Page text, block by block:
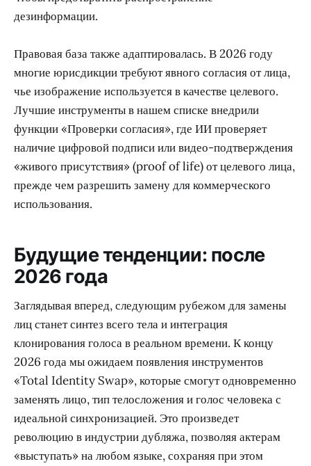
дезинформации.
Правовая база также адаптировалась. В 2026 году
многие юрисдикции требуют явного согласия от лица,
чье изображение используется в качестве целевого.
Лучшие инструменты в нашем списке внедрили
функции «Проверки согласия», где ИИ проверяет
наличие цифровой подписи или видео-подтверждения
«живого присутствия» (proof of life) от целевого лица,
прежде чем разрешить замену для коммерческого
использования.
Будущие тенденции: после
2026 года
Заглядывая вперед, следующим рубежом для замены
лиц станет синтез всего тела и интеграция
клонирования голоса в реальном времени. К концу
2026 года мы ожидаем появления инструментов
«Total Identity Swap», которые смогут одновременно
заменять лицо, тип телосложения и голос человека с
идеальной синхронизацией. Это произведет
революцию в индустрии дубляжа, позволяя актерам
«выступать» на любом языке, сохраняя при этом